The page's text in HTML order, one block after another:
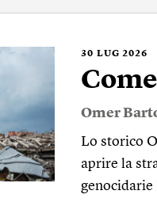
30 LUG 2026
Omer
Lo storico
aprire la
genocidarie